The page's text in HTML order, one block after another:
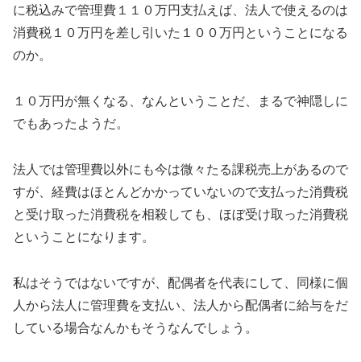
に税込みで管理費１１０万円支払えば、法人で使えるのは
消費税１０万円を差し引いた１００万円ということになる
のか。
１０万円が無くなる、なんということだ、まるで神隠しに
でもあったようだ。
法人では管理費以外にも今は微々たる課税売上があるので
すが、経費はほとんどかかっていないので支払った消費税
と受け取った消費税を相殺しても、ほぼ受け取った消費税
ということになります。
私はそうではないですが、配偶者を代表にして、同様に個
人から法人に管理費を支払い、法人から配偶者に給与をだ
している場合なんかもそうなんでしょう。